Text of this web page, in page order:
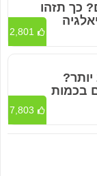
כך תזהו
2,801
יותר?
בכמות
7,803